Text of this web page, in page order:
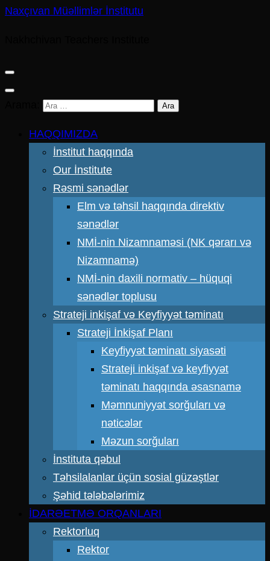
Naxçıvan Müəllimlər İnstitutu
HAQQIMIZDA
İnstitut haqqında
Our İnstitute
Rəsmi sənədlər
Elm və təhsil haqqında direktiv
sənədlər
NMİ-nin Nizamnaməsi (NK qərarı və
Nizamnamə)
NMİ-nin daxili normativ – hüquqi
sənədlər toplusu
Strateji inkişaf və Keyfiyyət təminatı
Strateji İnkişaf Planı
Keyfiyyət təminatı siyasəti
Strateji inkişaf və keyfiyyət
təminatı haqqında əsasnamə
Məmnuniyyət sorğuları və
nəticələr
Məzun sorğuları
İnstituta qəbul
Təhsilalanlar üçün sosial güzəştlər
Şəhid tələbələrimiz
İDARƏETMƏ ORQANLARI
Rektorluq
Rektor